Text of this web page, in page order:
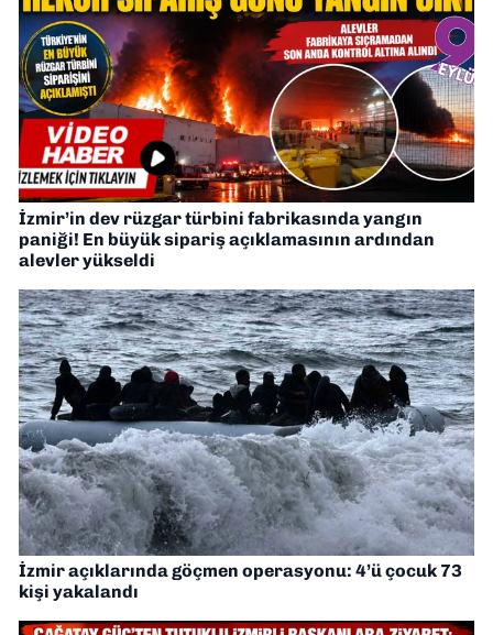
İzmir’in dev rüzgar türbini fabrikasında yangın
paniği! En büyük sipariş açıklamasının ardından
alevler yükseldi
İzmir açıklarında göçmen operasyonu: 4’ü çocuk 73
kişi yakalandı